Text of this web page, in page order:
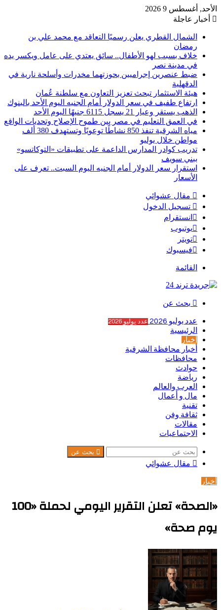
الأحد, أغسطس 9 2026
أخبار عاجلة
الشمال القطري يعلن رسميًا التعاقد مع محمد علي بن
رمضان
خلاف بسبب لهو الأطفال.. سائق يعتدي على عامل ويكسر يده
في مدينة نصر
ضبط عنصرين إجراميين بحوزتهما مخدرات وأسلحة نارية في
الدقهلية
هيئة الاستثمار تبحث تعزيز التعاون مع سلطنة عُمان
ارتفاع طفيف في سعر الدولار أمام الجنيه اليوم الأحد بالبنوك
الذهب يستقر وعيار 21 يسجل 6115 جنيهًا اليوم الأحد
في العمق التعليم في مصر بين طموح الإصلاح وتحديات الواقع
مياه الشرقية تنفذ 850 نشاطًا توعويًا وتستهدف 380 ألف
مواطن خلال يوليو
تدريب كوادر المدارس الداعمة على تطبيقات «التوكاتسو»
ببني سويف
استقرار سعر الدولار أمام الجنيه اليوم السبت.. تعرف على
الأسعار
مقال عشوائي
تسجيل الدخول
انستقرام
يوتيوب
تويتر
فيسبوك
القائمة
بحث عن
عدد يوليو 2026 عدد يوليو 2026
الرئيسية
أخبار
أخبار محافظة الشرقية
محافظات
حوادث
رياضة
العرب والعالم
مال و أعمال
تقنية
ثقافة وفن
مقالات
الاجتماعيات
بحث عن
مقال عشوائي
أخبار
«الصحة» تعلن التقرير اليومي لحملة «100
يوم صحة»